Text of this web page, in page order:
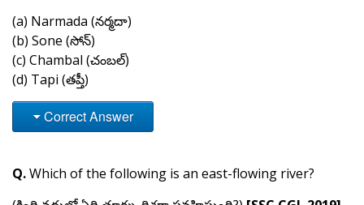
(a) Narmada (నర్మదా)
(b) Sone (సోన్)
(c) Chambal (చంబల్)
(d) Tapi (తప్తీ)
Correct Answer
Q.Which of the following is an east-flowing river?